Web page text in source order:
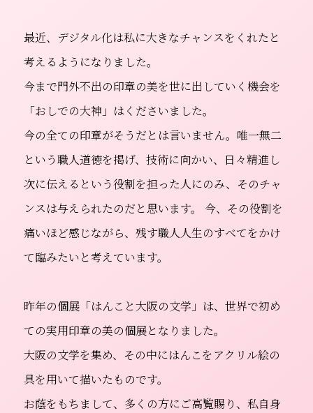
最近、デジタル化は私に大きなチャンスをくれたと
考えるようになりました。
今まで門外不出の印章の美を世に出していく機会を
「おしでの大神」はくださいました。
今の全ての印章がそうだとは言いません。唯一無二
という職人道徳を掲げ、技術に向かい、日々精進し
次に伝えるという役割を担った人にのみ、そのチャ
ンスは与えられたのだと思います。 今、その役割を
痛いほど感じながら、残す職人人生のすべてをかけ
て臨みたいと考えています。
昨年の個展「はんこと大阪の文学」は、世界で初め
ての実用印章の美の個展となりました。
大阪の文学を集め、その中にはんこをアクリル絵の
具を用いて描いたものです。
お蔭をもちまして、多くの方にご高覧賜り、私自身